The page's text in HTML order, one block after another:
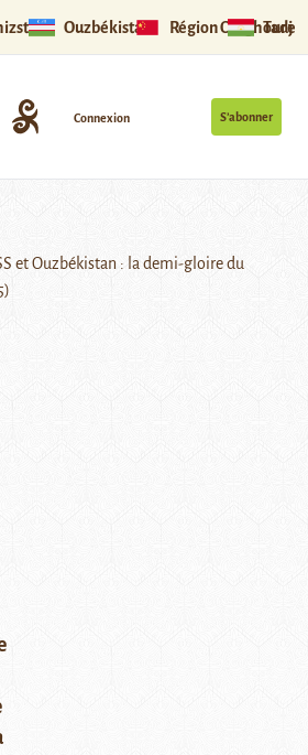
Ouzbékistan Région Ouïghoure
S’abonner
Connexion
et Ouzbékistan : la demi-gloire du